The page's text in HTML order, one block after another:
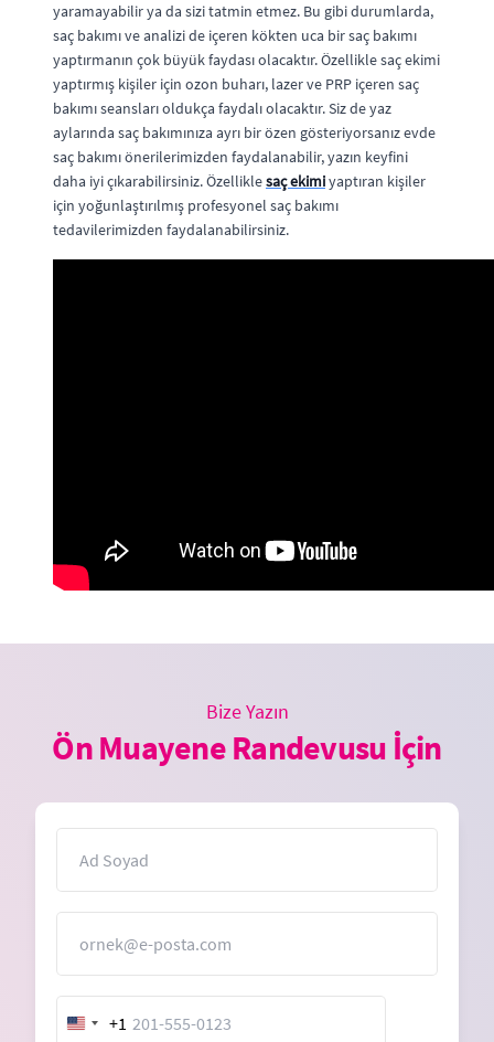
yaramayabilir ya da sizi tatmin etmez. Bu gibi durumlarda,
saç bakımı ve analizi de içeren kökten uca bir saç bakımı
yaptırmanın çok büyük faydası olacaktır. Özellikle saç ekimi
yaptırmış kişiler için ozon buharı, lazer ve PRP içeren saç
bakımı seansları oldukça faydalı olacaktır. Siz de yaz
aylarında saç bakımınıza ayrı bir özen gösteriyorsanız evde
saç bakımı önerilerimizden faydalanabilir, yazın keyfini
daha iyi çıkarabilirsiniz. Özelliklesaç ekimiyaptıran kişiler
için yoğunlaştırılmış profesyonel saç bakımı
tedavilerimizden faydalanabilirsiniz.
Bize Yazın
Ön Muayene Randevusu İçin
United
+1